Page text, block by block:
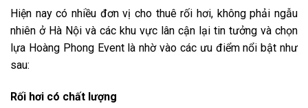
Hiện nay có nhiều đơn vị cho thuê rối hơi, không phải ngẫu
nhiên ở Hà Nội và các khu vực lân cận lại tin tưởng và chọn
lựa Hoàng Phong Event là nhờ vào các ưu điểm nổi bật như
sau:
Rối hơi có chất lượng